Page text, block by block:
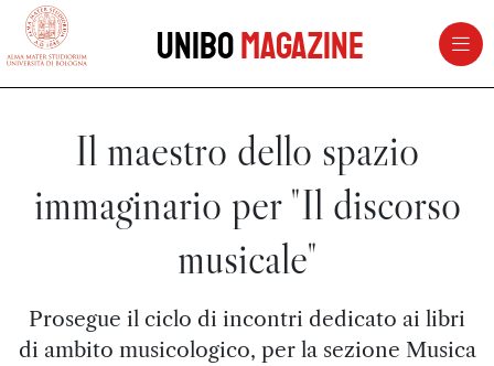
vai al contenuto della pagina
UniboMagazine
Il maestro dello spazio
immaginario per "Il discorso
musicale"
Prosegue il ciclo di incontri dedicato ai libri
di ambito musicologico, per la sezione Musica